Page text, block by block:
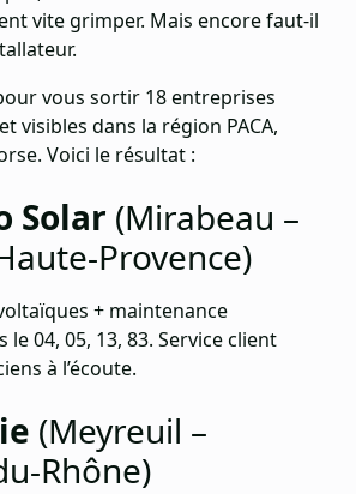
vite grimper. Mais encore faut-il
vous sortir 18 entreprises
visibles dans la région PACA,
Voici le résultat :
Solar (Mirabeau –
Provence)
+ maintenance
le 04, 05, 13, 83. Service client
à l’écoute.
(Meyreuil –
Rhône)